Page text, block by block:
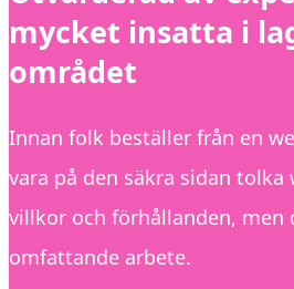
mycket insatta i
området
Innan folk beställer från en
vara på den säkra sidan tolka
villkor och förhållanden, men
omfattande arbete.